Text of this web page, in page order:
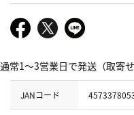
通常1～3営業日で発送（取寄
JANコード